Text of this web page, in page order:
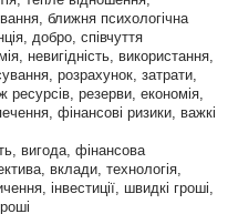
ближня психологічна
добро, співчуття
невигідність, використання,
розрахунок, затрати,
ресурсів, резерви, економія,
фінансові ризики, важкі
вигода, фінансова
вклади, технологія,
інвестиції, швидкі гроші,